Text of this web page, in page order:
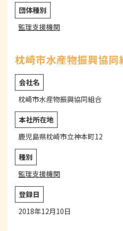
団体種別
監理支援機関
枕崎市水産物振興協同
会社名
枕崎市水産物振興協同組合
本社所在地
鹿児島県枕崎市立神本町12
種別
監理支援機関
登録日
2018年12月10日